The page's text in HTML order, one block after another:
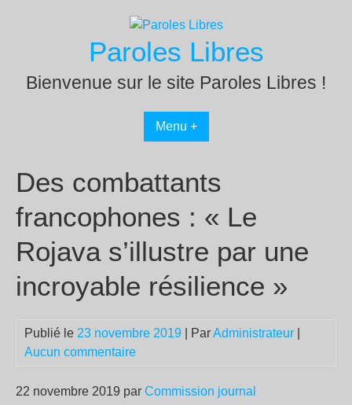
Paroles Libres
Bienvenue sur le site Paroles Libres !
Menu +
Des combattants
francophones : « Le
Rojava s’illustre par une
incroyable résilience »
Publié le 23 novembre 2019 | ParAdministrateur
Aucun commentaire
22 novembre 2019 par Commission journal